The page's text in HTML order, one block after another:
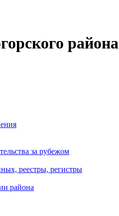
района
за рубежом
реестры, регистры
района